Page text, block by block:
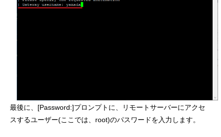
最後に、[Password:]プロンプトに、リモートサーバーにアクセ
スするユーザー(ここでは、root)のパスワードを入力します。